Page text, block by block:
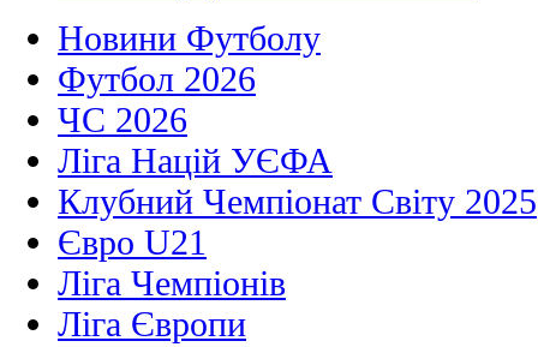
Новини Футболу
Футбол 2026
ЧС 2026
Ліга Націй УЄФА
Клубний Чемпіонат Світу 2025
Євро U21
Ліга Чемпіонів
Ліга Європи